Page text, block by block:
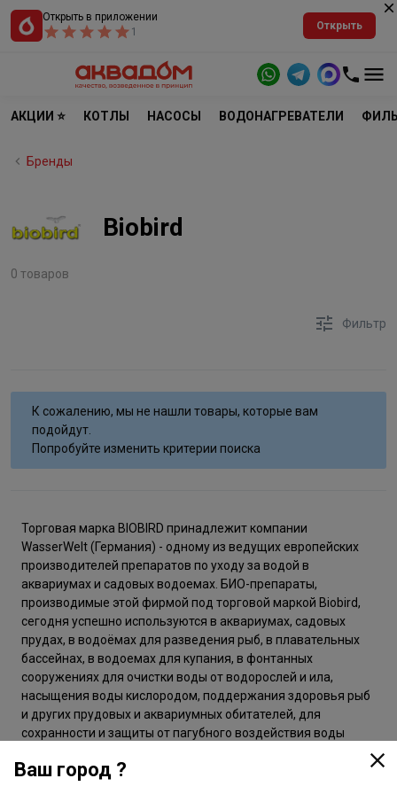
Открыть в приложении
1
Открыть
АКЦИИ ⭐ КОТЛЫ НАСОСЫ ВОДОНАГРЕВАТЕЛИ
Бренды
Biobird
0 товаров
Фильтр
К сожалению, мы не нашли товары, которые вам
подойдут.
Попробуйте изменить критерии поиска
Торговая марка BIOBIRD принадлежит компании
WasserWelt (Германия) - одному из ведущих европейских
производителей препаратов по уходу за водой в
аквариумах и садовых водоемах. БИО-препараты,
производимые этой фирмой под торговой маркой Biobird,
сегодня успешно используются в аквариумах, садовых
прудах, в водоёмах для разведения рыб, в плавательных
бассейнах, в водоемах для купания, в фонтанных
сооружениях для очистки воды от водорослей и ила,
насыщения воды кислородом, поддержания здоровья рыб
и других прудовых и аквариумных обитателей, для
сохранности и защиты от пагубного воздействия воды
Первоначально БИО-препараты BIOBIRD разрабатывались
Ваш город ?